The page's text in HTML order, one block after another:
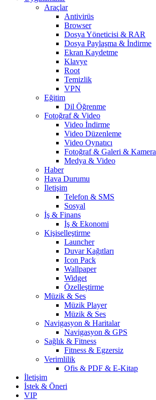
Araçlar
Antivirüs
Browser
Dosya Yöneticisi & RAR
Dosya Paylaşma & İndirme
Ekran Kaydetme
Klavye
Root
Temizlik
VPN
Eğitim
Dil Öğrenme
Fotoğraf & Video
Video İndirme
Video Düzenleme
Video Oynatıcı
Fotoğraf & Galeri & Kamera
Medya & Video
Haber
Hava Durumu
İletişim
Telefon & SMS
Sosyal
İş & Finans
İş & Ekonomi
Kişiselleştirme
Launcher
Duvar Kağıtları
Icon Pack
Wallpaper
Widget
Özelleştirme
Müzik & Ses
Müzik Player
Müzik & Ses
Navigasyon & Haritalar
Navigasyon & GPS
Sağlık & Fitness
Fitness & Egzersiz
Verimlilik
Ofis & PDF & E-Kitap
İletişim
İstek & Öneri
VIP